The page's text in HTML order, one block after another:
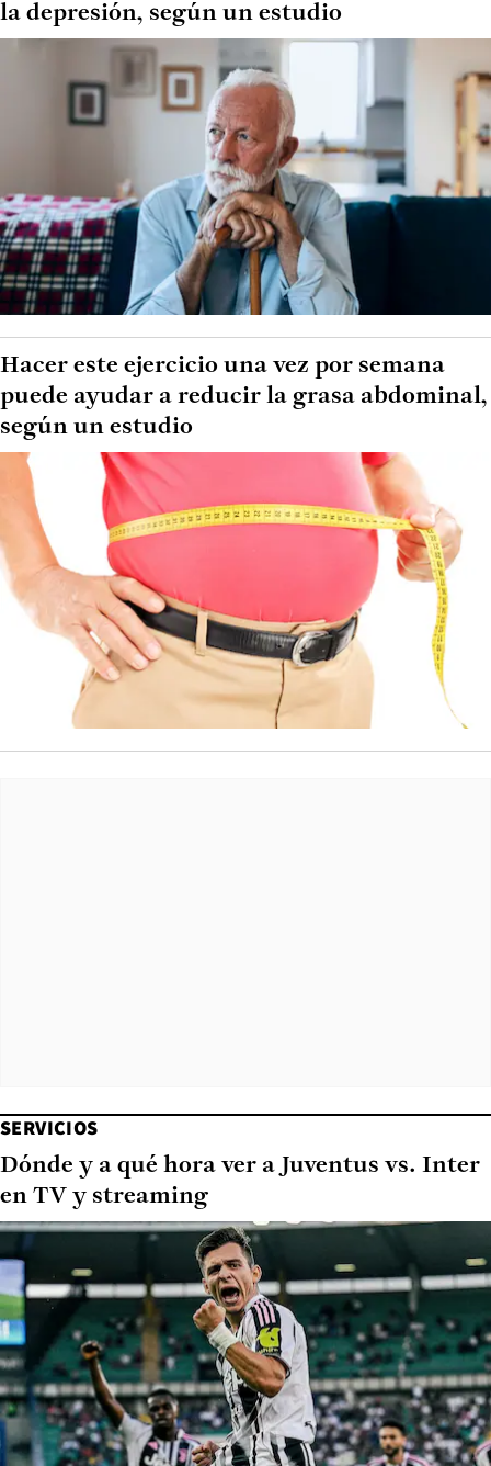
la depresión, según un estudio
Hacer este ejercicio una vez por semana
puede ayudar a reducir la grasa abdominal,
según un estudio
SERVICIOS
Dónde y a qué hora ver a Juventus vs. Inter
en TV y streaming